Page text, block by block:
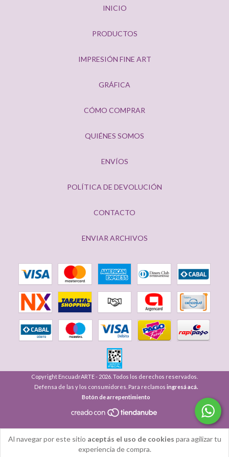
Al navegar por este sitio aceptás el uso de cookies para agilizar tu
experiencia de compra.
INICIO
PRODUCTOS
IMPRESIÓN FINE ART
GRÁFICA
CÓMO COMPRAR
QUIÉNES SOMOS
ENVÍOS
POLÍTICA DE DEVOLUCIÓN
CONTACTO
ENVIAR ARCHIVOS
Copyright EncuadrARTE - 2026. Todos los derechos reservados.
Defensa de las y los consumidores. Para reclamos ingresá acá.
Botón de arrepentimiento